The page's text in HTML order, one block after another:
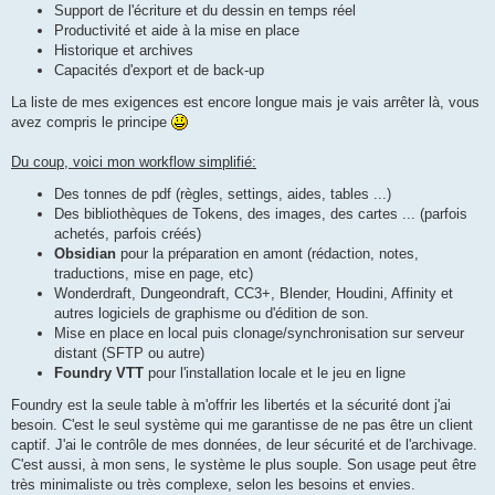
Support de l'écriture et du dessin en temps réel
Productivité et aide à la mise en place
Historique et archives
Capacités d'export et de back-up
La liste de mes exigences est encore longue mais je vais arrêter là, vous
avez compris le principe
Du coup, voici mon workflow simplifié:
Des tonnes de pdf (règles, settings, aides, tables ...)
Des bibliothèques de Tokens, des images, des cartes ... (parfois
achetés, parfois créés)
Obsidian pour la préparation en amont (rédaction, notes,
traductions, mise en page, etc)
Wonderdraft, Dungeondraft, CC3+, Blender, Houdini, Affinity et
autres logiciels de graphisme ou d'édition de son.
Mise en place en local puis clonage/synchronisation sur serveur
distant (SFTP ou autre)
Foundry VTT pour l'installation locale et le jeu en ligne
Foundry est la seule table à m'offrir les libertés et la sécurité dont j'ai
besoin. C'est le seul système qui me garantisse de ne pas être un client
captif. J'ai le contrôle de mes données, de leur sécurité et de l'archivage.
C'est aussi, à mon sens, le système le plus souple. Son usage peut être
très minimaliste ou très complexe, selon les besoins et envies.